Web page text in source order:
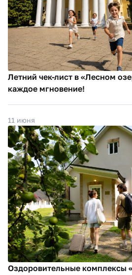
Летний чек-лист в «Лесном
каждое мгновение!
11 июня
Оздоровительные комплексы